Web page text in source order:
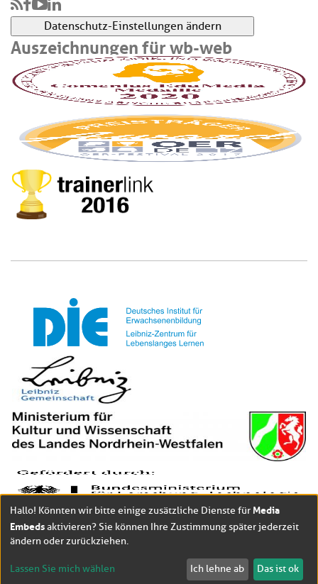
Datenschutz-Einstellungen ändern
Auszeichnungen für wb-web
Hallo! Könnten wir bitte einige zusätzliche Dienste für Media
Embedsaktivieren? Sie können Ihre Zustimmung später jederzeit
ändern oder zurückziehen.
Lassen Sie mich wählen Ich lehne ab Das ist ok